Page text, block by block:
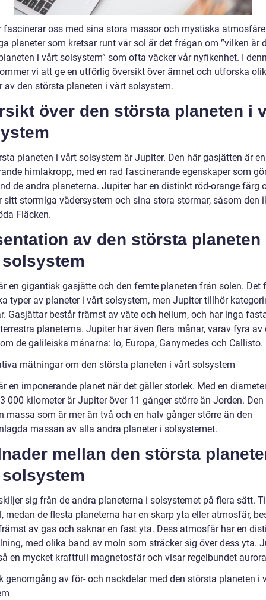
fascinerar oss med sina stora massor och mystiska
planeter som kretsar runt vår sol är det frågan om ”vilken är
i vårt solsystem” som ofta väcker vår nyfikenhet. I
vi att ge en utförlig översikt över ämnet och utforska
av den största planeten i vårt solsystem.
över den största planeten i
planeten i vårt solsystem är Jupiter. Den här gasjätten är en
himlakropp, med en rad fascinerande egenskaper som
de andra planeterna. Jupiter har en distinkt röd-orange färg
sitt stormiga vädersystem och sina stora stormar, såsom den
Fläcken.
av den största planeten
en gigantisk gasjätte och den femte planeten från solen. Det
typer av planeter i vårt solsystem, men Jupiter tillhör
Gasjättar består främst av väte och helium, och har inga
planeterna. Jupiter har även flera månar, varav fyra av
de galileiska månarna: Io, Europa, Ganymedes och Callisto.
mätningar om den största planeten i vårt solsystem
en imponerande planet när det gäller storlek. Med en
000 kilometer är Jupiter över 11 gånger större än Jorden. Den
massa som är mer än två och en halv gånger större än den
massan av alla andra planeter i solsystemet.
mellan den största
sig från de andra planeterna i solsystemet på flera sätt.
medan de flesta planeterna har en skarp yta eller atmosfär,
av gas och saknar en fast yta. Dess atmosfär har en
med olika band av moln som sträcker sig över dess yta.
en mycket kraftfull magnetosfär och visar regelbundet
genomgång av för- och nackdelar med den största planeten i